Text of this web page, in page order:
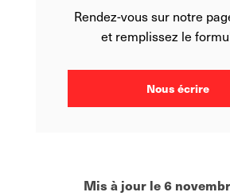
Rendez-vous sur notre
et remplissez le
Nous écrire
Mis à jour le 6